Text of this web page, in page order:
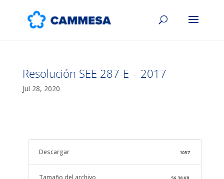
Resolución SEE 287-E – 2017
Jul 28, 2020
Descargar 1057
Tamaño del archivo 56.38 KB